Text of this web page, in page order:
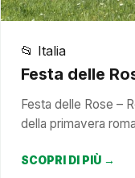
📂 Italia
Festa delle
Festa delle Rose –
della primavera
SCOPRI DI PIÙ →